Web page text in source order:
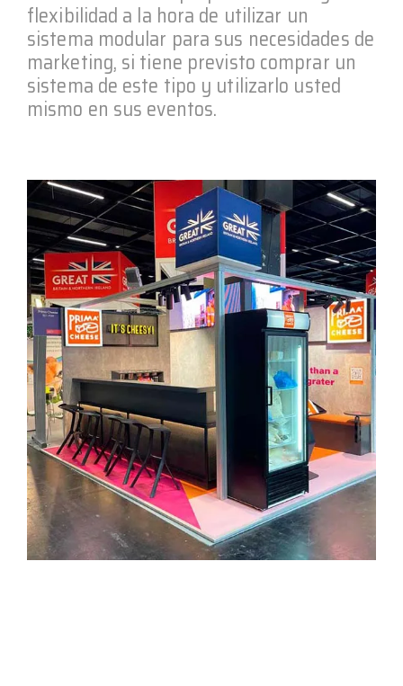
flexibilidad a la hora de utilizar un
sistema modular para sus necesidades de
marketing, si tiene previsto comprar un
sistema de este tipo y utilizarlo usted
mismo en sus eventos.